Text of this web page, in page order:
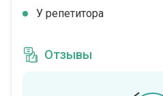
У репетитора
Отзывы